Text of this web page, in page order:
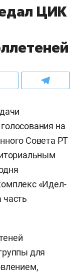
ЦИК
на
Совета РТ
«Идел-
часть
для